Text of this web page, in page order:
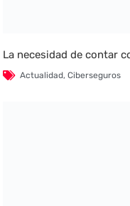
La necesidad de contar
Actualidad,Ciberseguros